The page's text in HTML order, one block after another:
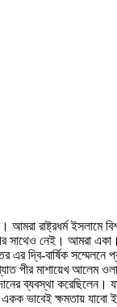
রাষ্ট্রধর্ম
সাথেও নেই। আমরা
এর দ্বি-বার্ষিক
পীর মাশায়েখ
ব্যবস্থা করেছিলেন।
ভাবেই ক্ষমতায়